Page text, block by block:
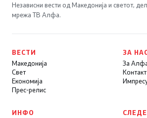
Независни вести од Македонија и светот,
мрежа ТВ Алфа.
ВЕСТИ
Македонија
Свет
Економија
Прес-релис
ЗА
За
Контакт
ИНФО